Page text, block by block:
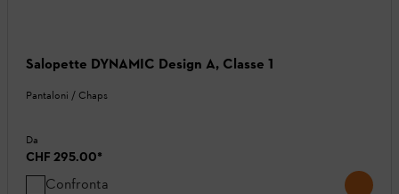
Salopette DYNAMIC Design A, Classe 1
Pantaloni / Chaps
Da
CHF 295.00*
Confronta